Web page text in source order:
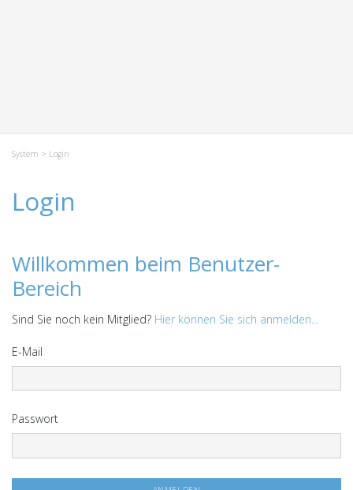
System > Login
Login
Willkommen beim Benutzer-
Bereich
Sind Sie noch kein Mitglied? Hier können Sie sich anmelden...
E-Mail
Passwort